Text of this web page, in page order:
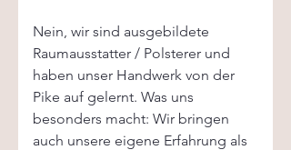
Nein, wir sind ausgebildete
Raumausstatter / Polsterer und
haben unser Handwerk von der
Pike auf gelernt. Was uns
besonders macht: Wir bringen
auch unsere eigene Erfahrung als